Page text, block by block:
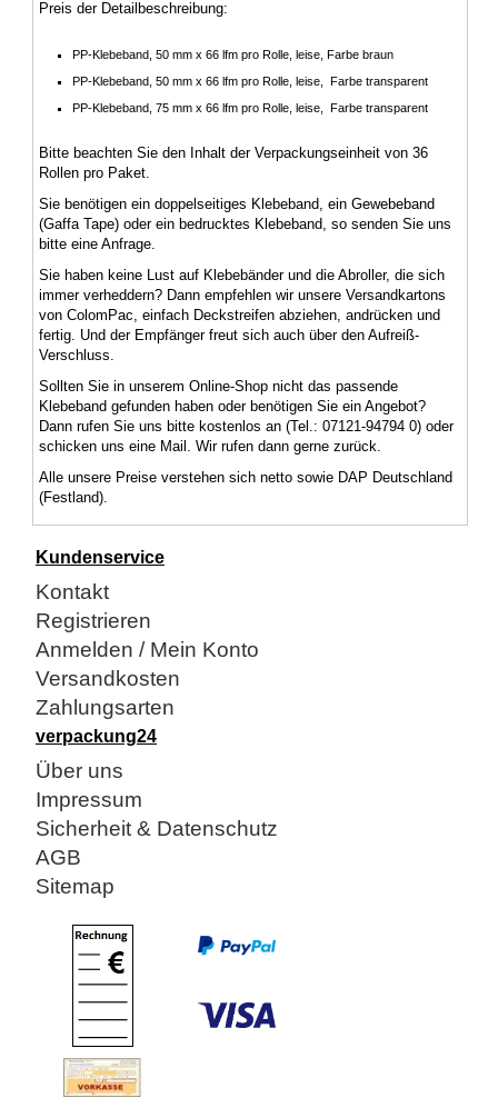
Preis der Detailbeschreibung:
PP-Klebeband, 50 mm x 66 lfm pro Rolle, leise, Farbe braun
PP-Klebeband, 50 mm x 66 lfm pro Rolle, leise, Farbe transparent
PP-Klebeband, 75 mm x 66 lfm pro Rolle, leise, Farbe transparent
Bitte beachten Sie den Inhalt der Verpackungseinheit von 36
Rollen pro Paket.
Sie benötigen ein doppelseitiges Klebeband, ein Gewebeband
(Gaffa Tape) oder ein bedrucktes Klebeband, so senden Sie uns
bitte eine Anfrage.
Sie haben keine Lust auf Klebebänder und die Abroller, die sich
immer verheddern? Dann empfehlen wir unsere Versandkartons
von ColomPac, einfach Deckstreifen abziehen, andrücken und
fertig. Und der Empfänger freut sich auch über den Aufreiß-
Verschluss.
Sollten Sie in unserem Online-Shop nicht das passende
Klebeband gefunden haben oder benötigen Sie ein Angebot?
Dann rufen Sie uns bitte kostenlos an (Tel.: 07121-94794 0) oder
schicken uns eine Mail. Wir rufen dann gerne zurück.
Alle unsere Preise verstehen sich netto sowie DAP Deutschland
(Festland).
Kundenservice
Kontakt
Registrieren
Anmelden / Mein Konto
Versandkosten
Zahlungsarten
verpackung24
Über uns
Impressum
Sicherheit & Datenschutz
AGB
Sitemap